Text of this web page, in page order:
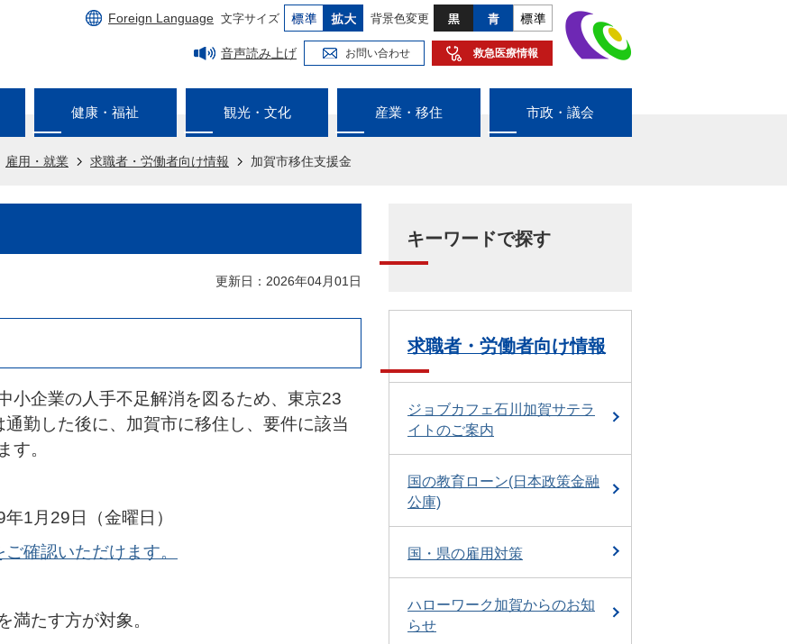
Foreign Language 文字サイズ 背景色変更
音声読み上げ お問い合わせ 救急医療情報
健康・福祉 観光・文化 産業・移住 市政・議会
雇用・就業 求職者・労働者向け情報 加賀市移住支援金
更新日：2026年04月01日
小企業の人手不足解消を図るため、東京23
勤した後に、加賀市に移住し、要件に該当
す。
1月29日（金曜日）
確認いただけます。
満たす方が対象。
キーワードで探す
求職者・労働者向け情報
ジョブカフェ石川加賀サテラ
イトのご案内
国の教育ローン(日本政策金融
公庫)
国・県の雇用対策
ハローワーク加賀からのお知
らせ